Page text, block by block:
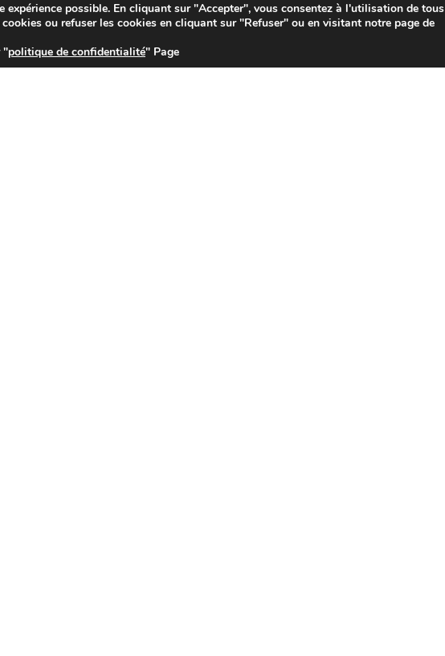
possible. En cliquant sur "Accepter", vous consentez à l'utilisation de tous
ou refuser les cookies en cliquant sur "Refuser" ou en visitant notre page de
"politique de confidentialité" Page